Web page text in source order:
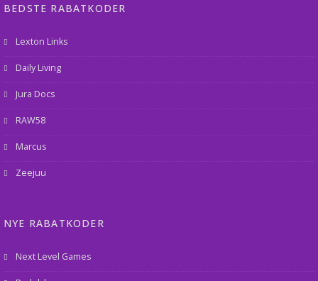
BEDSTE RABATKODER
Lexton Links
Daily Living
Jura Docs
RAW58
Marcus
Zeejuu
NYE RABATKODER
Next Level Games